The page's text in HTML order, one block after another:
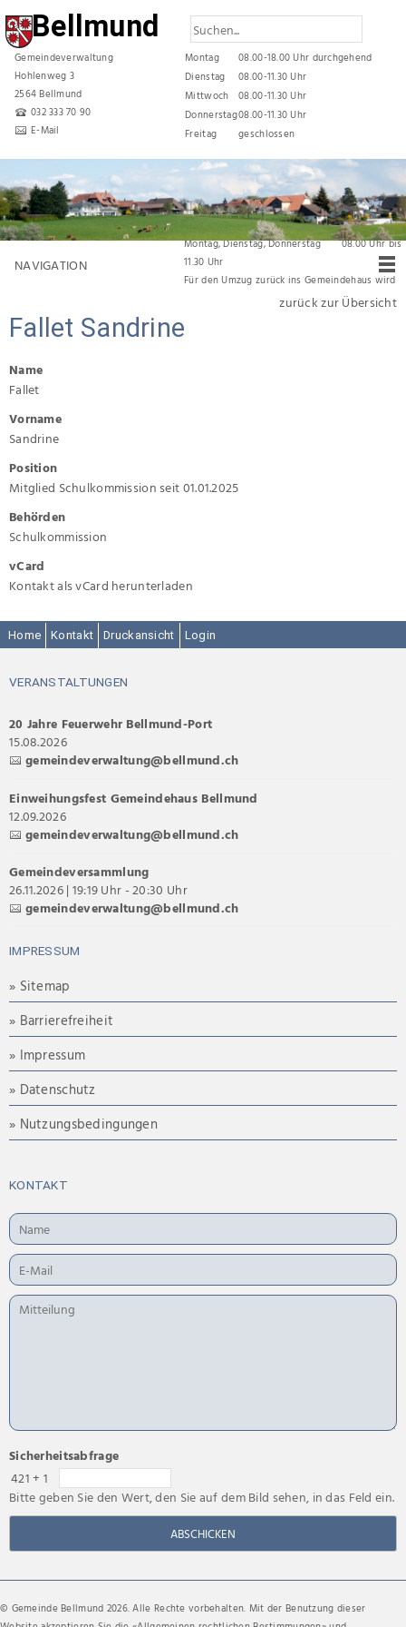
Bellmund
Gemeindeverwaltung
Hohlenweg 3
2564 Bellmund
032 333 70 90
E-Mail
Montag
08.00-18.00 Uhr durchgehend
Dienstag
08.00-11.30 Uhr
Mittwoch
08.00-11.30 Uhr
Donnerstag08.00-11.30 Uhr
Freitag
geschlossen
Reduzierte Öffnungszeiten während den
Sommerferien
vom 06. Juli 2026 bis und mit 31. Juli 2026 gelten
folgende Öffnungszeiten:
Montag, Dienstag, Donnerstag 08.00 Uhr bis
11.30 Uhr
Für den Umzug zurück ins Gemeindehaus wird
vom 03. August 2026 bis am
NAVIGATION
zurück zur Übersicht
Fallet Sandrine
Name
Fallet
Vorname
Sandrine
Position
Mitglied Schulkommission seit 01.01.2025
Behörden
Schulkommission
vCard
Kontakt als vCard herunterladen
Home Kontakt Druckansicht Login
VERANSTALTUNGEN
20 Jahre Feuerwehr Bellmund-Port
15.08.2026
gemeindeverwaltung@bellmund.ch
Einweihungsfest Gemeindehaus Bellmund
12.09.2026
gemeindeverwaltung@bellmund.ch
Gemeindeversammlung
26.11.2026 | 19:19 Uhr - 20:30 Uhr
gemeindeverwaltung@bellmund.ch
IMPRESSUM
» Sitemap
» Barrierefreiheit
» Impressum
» Datenschutz
» Nutzungsbedingungen
KONTAKT
Sicherheitsabfrage
421 + 1
Bitte geben Sie den Wert, den Sie auf dem Bild sehen, in das Feld ein.
ABSCHICKEN
© Gemeinde Bellmund 2026. Alle Rechte vorbehalten. Mit der Benutzung dieser